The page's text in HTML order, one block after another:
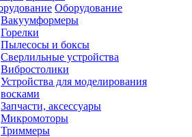
Оборудование
Вакуумформеры
Горелки
Пылесосы и боксы
Сверлильные устройства
Вибростолики
Устройства для моделирования
восками
Запчасти, аксессуары
Микромоторы
Триммеры